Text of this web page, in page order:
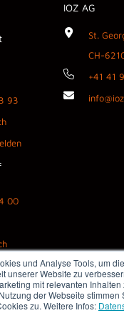
und Analyse Tools, um die
unserer Website zu
mit relevanten Inhalten
der Webseite stimmen
zu. Weitere Infos:
93
00
IOZ AG
St.
CH-
+41 41
IOZ AG ·Impressum·